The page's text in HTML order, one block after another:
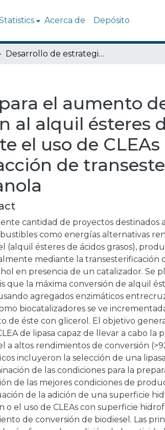
Acerca de Depósito
Desarrollo de estrategias para el aumento del rendimiento de conversión al alquil ésteres de ácidos grasos (biodiesel) mediante el uso de CLEAs de lipasa como catalizador de la reacción de transesterificación a partir de aceite de raps canola
el aumento
al alquil ésteres
el uso de
de
cantidad de proyectos destinados
como energías alternativas
(alquil ésteres de ácidos grasos),
mediante la transesterificación
en presencia de un catalizador. Se
que la máxima conversión de alquil
agregados enzimáticos
biocatalizadores se ve
de éste con glicerol. El objetivo
de lipasa capaz de llevar a cabo la
a altos rendimientos de conversión
incluyeron la selección de una
de las condiciones para la
de las mejores condiciones de
de la adición de una superficie
o el uso de CLEAs con superficie
de conversión de biodiesel. Las